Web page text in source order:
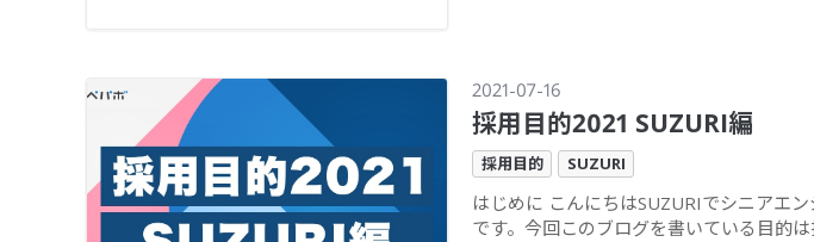
2021-07-16
採用目的2021 SUZURI編
採用目的 SUZURI
はじめに こんにちはSUZURIでシニアエ
です。今回このブログを書いている目的